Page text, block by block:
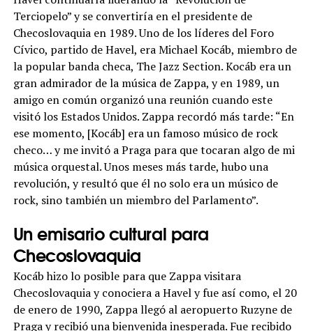
Terciopelo” y se convertiría en el presidente de
Checoslovaquia en 1989. Uno de los líderes del Foro
Cívico, partido de Havel, era Michael Kocáb, miembro de
la popular banda checa, The Jazz Section. Kocáb era un
gran admirador de la música de Zappa, y en 1989, un
amigo en común organizó una reunión cuando este
visitó los Estados Unidos. Zappa recordó más tarde: “En
ese momento, [Kocáb] era un famoso músico de rock
checo… y me invitó a Praga para que tocaran algo de mi
música orquestal. Unos meses más tarde, hubo una
revolución, y resultó que él no solo era un músico de
rock, sino también un miembro del Parlamento”.
Un emisario cultural para
Checoslovaquia
Kocáb hizo lo posible para que Zappa visitara
Checoslovaquia y conociera a Havel y fue así como, el 20
de enero de 1990, Zappa llegó al aeropuerto Ruzyne de
Praga y recibió una bienvenida inesperada. Fue recibido